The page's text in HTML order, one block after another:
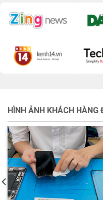
HÌNH ẢNH KHÁCH HÀNG